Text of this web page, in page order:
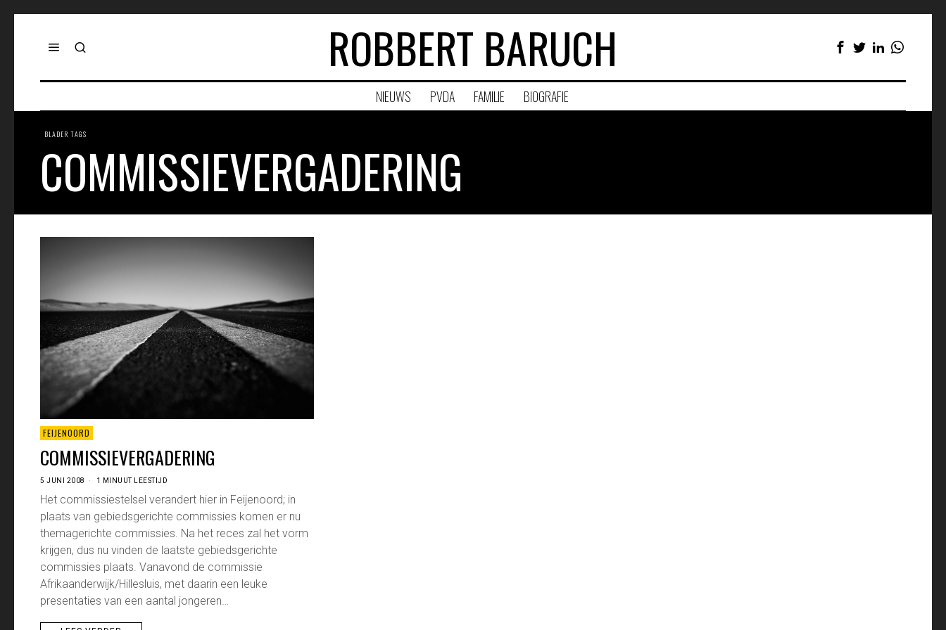
ROBBERT BARUCH
NIEUWS PVDA FAMILIE BIOGRAFIE
BLADER TAGS
COMMISSIEVERGADERING
FEIJENOORD
COMMISSIEVERGADERING
5 JUNI 2008 1 MINUUT LEESTIJD
Het commissiestelsel verandert hier in Feijenoord; in
plaats van gebiedsgerichte commissies komen er nu
themagerichte commissies. Na het reces zal het vorm
krijgen, dus nu vinden de laatste gebiedsgerichte
commissies plaats. Vanavond de commissie
Afrikaanderwijk/Hillesluis, met daarin een leuke
presentaties van een aantal jongeren…